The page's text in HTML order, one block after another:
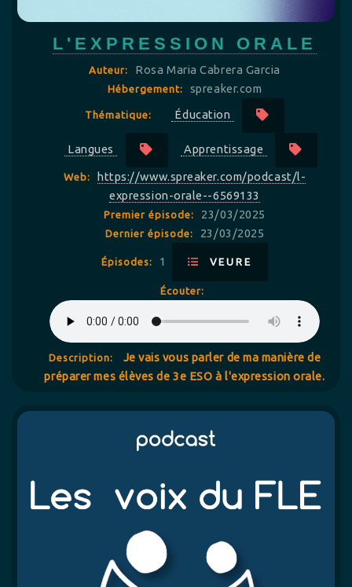
L'EXPRESSION ORALE
Auteur: Rosa Maria Cabrera Garcia
Hébergement: spreaker.com
Thématique: Éducation
Langues Apprentissage
Web:
https://www.spreaker.com/podcast/l-
expression-orale--6569133
Premier épisode: 23/03/2025
Dernier épisode: 23/03/2025
Épisodes: 1 VEURE
Écouter:
Description:
Je vais vous parler de ma manière de
préparer mes élèves de 3e ESO à l'expression orale.